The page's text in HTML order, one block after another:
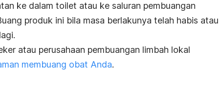
ke dalam toilet atau ke saluran pembuangan
produk ini bila masa berlakunya telah habis atau
atau perusahaan pembuangan limbah lokal
membuang obat Anda.